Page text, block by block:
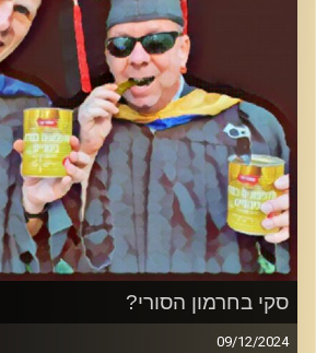
סקי בחרמון הסורי?
09/12/2024